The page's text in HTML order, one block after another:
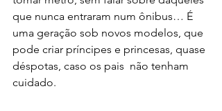
que nunca entraram num ônibus… É
uma geração sob novos modelos, que
pode criar príncipes e princesas, quase
déspotas, caso os pais  não tenham
cuidado.